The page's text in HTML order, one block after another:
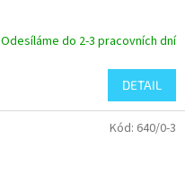
Odesíláme do 2-3 pracovních dní
DETAIL
Kód: 640/0-3